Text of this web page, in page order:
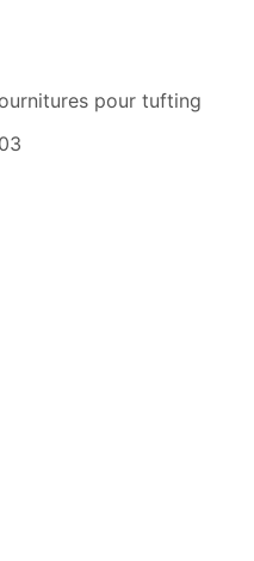
pour tufting